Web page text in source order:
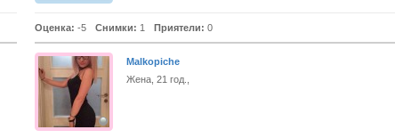
Оценка: -5 Снимки: 1 Приятели: 0
Malkopiche
Жена, 21 год.,